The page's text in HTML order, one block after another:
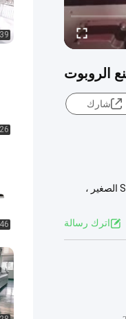
شارك
دقة عاليةخط إنتاج SMT الاقتصادي 3250 طابعة شرائح شبه تلقائية، CHM-551 SMT تشيب مونتر، فرن إعادة التدفق T961 خط إنتاج SMT الصغير ،
اترك رسالة